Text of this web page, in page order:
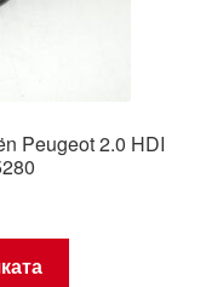
Peugeot 2.0 HDI